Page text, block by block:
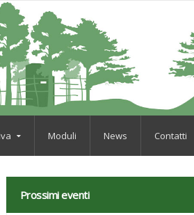
Moduli News Contatti
Prossimi eventi